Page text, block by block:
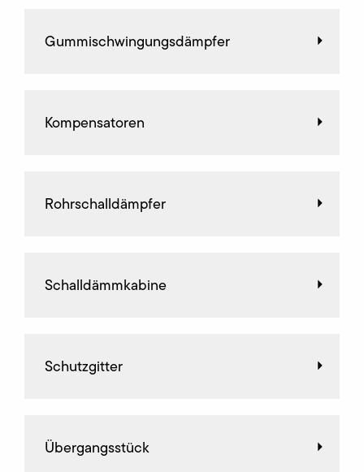
Gummischwingungsdämpfer
Kompensatoren
Rohrschalldämpfer
Schalldämmkabine
Schutzgitter
Übergangsstück